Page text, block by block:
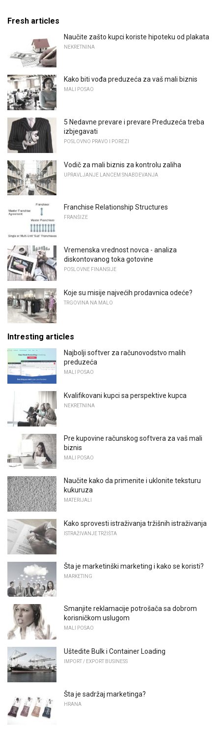
Fresh articles
Naučite zašto kupci koriste hipoteku od plakata
NEKRETNINA
Kako biti vođa preduzeća za vaš mali biznis
MALI POSAO
5 Nedavne prevare i prevare Preduzeća treba
izbjegavati
POSLOVNO PRAVO I POREZI
Vodič za mali biznis za kontrolu zaliha
UPRAVLJANJE LANCEM SNABDEVANJA
Franchise Relationship Structures
FRANŠIZE
Vremenska vrednost novca - analiza
diskontovanog toka gotovine
POSLOVNE FINANSIJE
Koje su misije najvećih prodavnica odeće?
TRGOVINA NA MALO
Intresting articles
Najbolji softver za računovodstvo malih
preduzeća
MALI POSAO
Kvalifikovani kupci sa perspektive kupca
NEKRETNINA
Pre kupovine računskog softvera za vaš mali
biznis
MALI POSAO
Naučite kako da primenite i uklonite teksturu
kukuruza
MATERIJALI
Kako sprovesti istraživanja tržišnih istraživanja
ISTRAŽIVANJE TRŽIŠTA
Šta je marketinški marketing i kako se koristi?
MARKETING
Smanjite reklamacije potrošača sa dobrom
korisničkom uslugom
MALI POSAO
Uštedite Bulk i Container Loading
IMPORT / EXPORT BUSINESS
Šta je sadržaj marketinga?
HRANA